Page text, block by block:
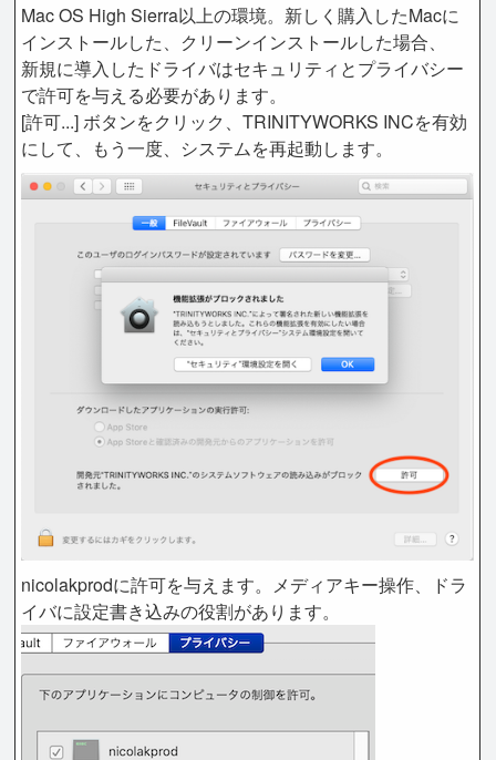
Mac OS High Sierra以上の環境。新しく購入したMacに
インストールした、クリーンインストールした場合、
新規に導入したドライバはセキュリティとプライバシー
で許可を与える必要があります。
[許可...] ボタンをクリック、TRINITYWORKS INCを有効
にして、もう一度、システムを再起動します。
nicolakprodに許可を与えます。メディアキー操作、ドラ
イバに設定書き込みの役割があります。